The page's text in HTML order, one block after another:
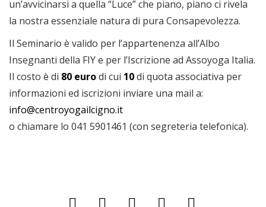
un’avvicinarsi a quella “Luce” che piano, piano ci rivela
la nostra essenziale natura di pura Consapevolezza.
Il Seminario è valido per l’appartenenza all’Albo
Insegnanti della FIY e per l’Iscrizione ad Assoyoga Italia.
Il costo è di 80 eurodi cui 10di quota associativa per
informazioni ed iscrizioni inviare una mail a:
info@centroyogailcigno.it
o chiamare lo 041 5901461 (con segreteria telefonica).